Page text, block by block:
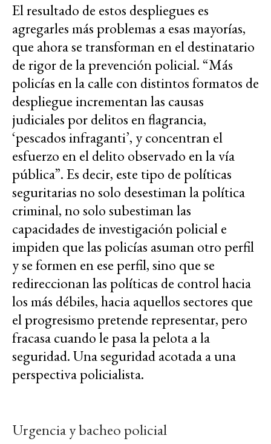
El resultado de estos despliegues es
agregarles más problemas a esas mayorías,
que ahora se transforman en el destinatario
de rigor de la prevención policial. “Más
policías en la calle con distintos formatos de
despliegue incrementan las causas
judiciales por delitos en flagrancia,
‘pescados infraganti’, y concentran el
esfuerzo en el delito observado en la vía
pública”. Es decir, este tipo de políticas
seguritarias no solo desestiman la política
criminal, no solo subestiman las
capacidades de investigación policial e
impiden que las policías asuman otro perfil
y se formen en ese perfil, sino que se
redireccionan las políticas de control hacia
los más débiles, hacia aquellos sectores que
el progresismo pretende representar, pero
fracasa cuando le pasa la pelota a la
seguridad. Una seguridad acotada a una
perspectiva policialista.
Urgencia y bacheo policial